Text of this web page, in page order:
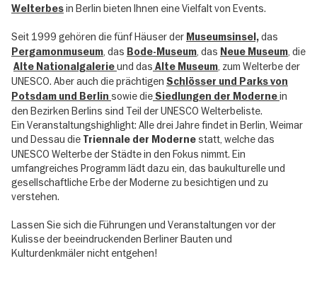
Welterbesin Berlin bieten Ihnen eine Vielfalt von Events.
Seit 1999 gehören die fünf Häuser der Museumsinsel,das
Pergamonmuseum, das Bode-Museum, das Neue Museum, die
Alte Nationalgalerieund das Alte Museum, zum Welterbe der
UNESCO. Aber auch die prächtigen Schlösser und Parks von
Potsdam und Berlin sowie dieSiedlungen der Modernein
den Bezirken Berlins sind Teil der UNESCO Welterbeliste.
Ein Veranstaltungshighlight: Alle drei Jahre findet in Berlin, Weimar
und Dessau die Triennale der Moderne statt, welche das
UNESCO Welterbe der Städte in den Fokus nimmt. Ein
umfangreiches Programm lädt dazu ein, das baukulturelle und
gesellschaftliche Erbe der Moderne zu besichtigen und zu
verstehen.
Lassen Sie sich die Führungen und Veranstaltungen vor der
Kulisse der beeindruckenden Berliner Bauten und
Kulturdenkmäler nicht entgehen!